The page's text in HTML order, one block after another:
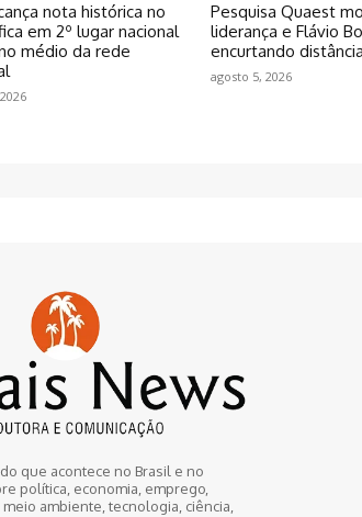
nota histórica no
em 2º lugar nacional
médio da rede
Pesquisa Quaest
liderança e Flávio
encurtando distância
agosto 5, 2026
que acontece no Brasil e no
política, economia, emprego,
ambiente, tecnologia, ciência,